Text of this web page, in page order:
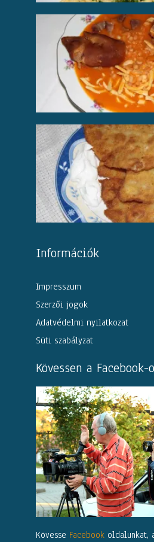
Információk
Impresszum
Szerzői jogok
Adatvédelmi nyilatkozat
Süti szabályzat
Kövessen a Facebook-
Kövesse Facebook oldalunkat,